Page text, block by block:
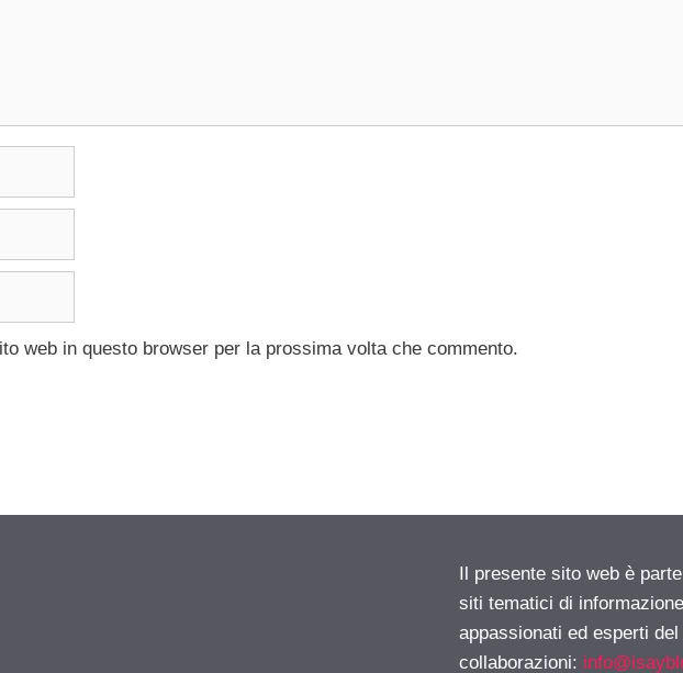
web in questo browser per la prossima volta che commento.
Il presente sito web è
siti tematici di
appassionati ed esperti
collaborazioni: